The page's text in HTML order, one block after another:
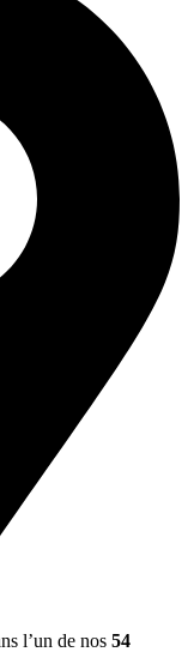
l’un de nos 54